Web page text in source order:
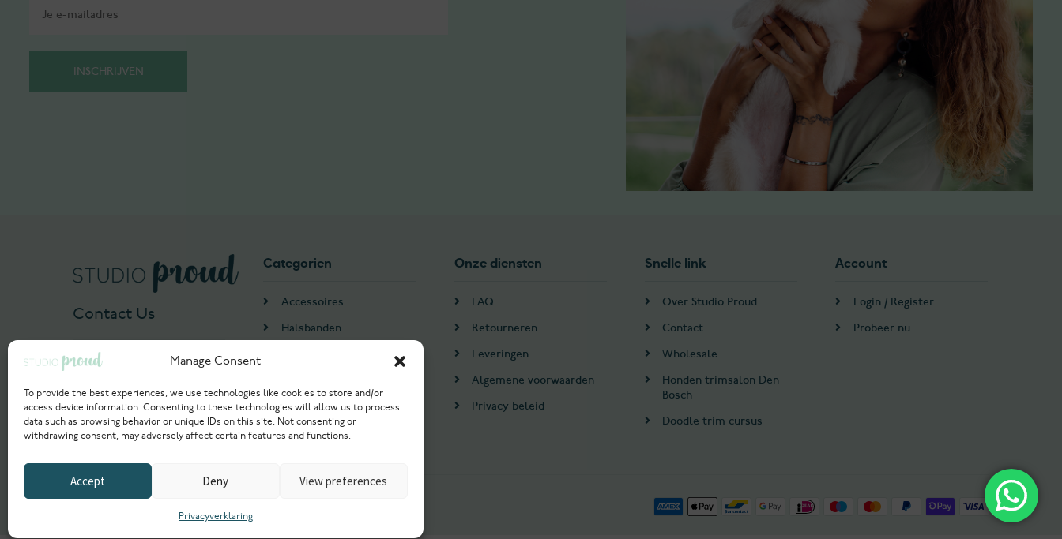
Manage Consent
To provide the best experiences, we use technologies like cookies to store and/or
access device information. Consenting to these technologies will allow us to process
data such as browsing behavior or unique IDs on this site. Not consenting or
withdrawing consent, may adversely affect certain features and functions.
Accept Deny View preferences
Privacyverklaring
Contact Us
+31 655552993
Categorien
Accessoires
Halsbanden
Hondenmanden
Voer
Onze diensten
FAQ
Retourneren
Leveringen
Algemene voorwaarden
Privacy beleid
Snelle link
Over Studio Proud
Contact
Wholesale
Honden trimsalon Den
Bosch
Doodle trim cursus
Account
Login / Register
Probeer nu